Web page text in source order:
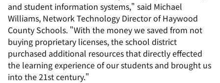
and student information systems," said Michael
Williams, Network Technology Director of Haywood
County Schools. "With the money we saved from not
buying proprietary licenses, the school district
purchased additional resources that directly effected
the learning experience of our students and brought us
into the 21st century."